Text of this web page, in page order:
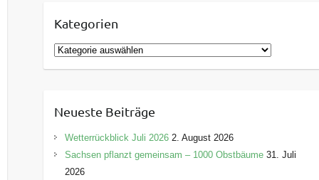
Kategorien
K
a
g
o
r
Neueste Beiträge
Wetterrückblick Juli 2026 2. August 2026
Sachsen pflanzt gemeinsam – 1000 Obstbäume 31. Juli
2026